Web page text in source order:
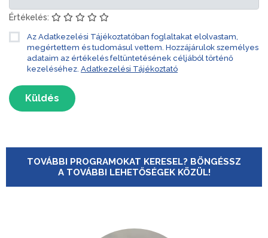
Értékelés:
Az Adatkezelési Tájékoztatóban foglaltakat elolvastam,
megértettem és tudomásul vettem. Hozzájárulok személyes
adataim az értékelés feltüntetésének céljából történő
kezeléséhez. Adatkezelési Tájékoztató
Küldés
TOVÁBBI PROGRAMOKAT KERESEL? BÖNGÉSSZ
A TOVÁBBI LEHETŐSÉGEK KÖZÜL!